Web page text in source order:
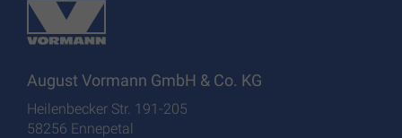
August Vormann GmbH & Co. KG
Heilenbecker Str. 191-205
58256 Ennepetal